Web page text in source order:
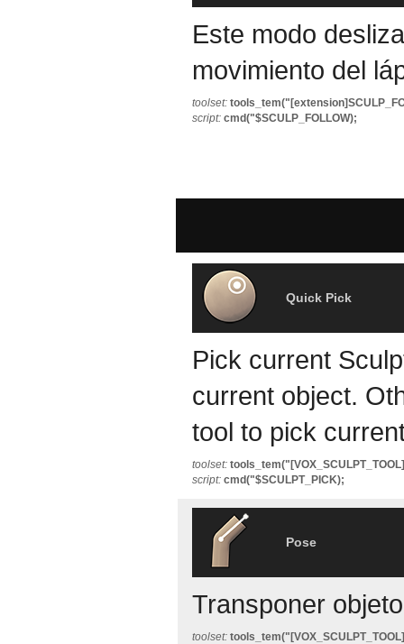
Este modo
movimiento del
toolset:
script: cmd("$SCULP_FOLLOW);
Quick Pick
Pick current
current object.
tool to pick
toolset:
script: cmd("$SCULPT_PICK);
Pose
Transponer
toolset: